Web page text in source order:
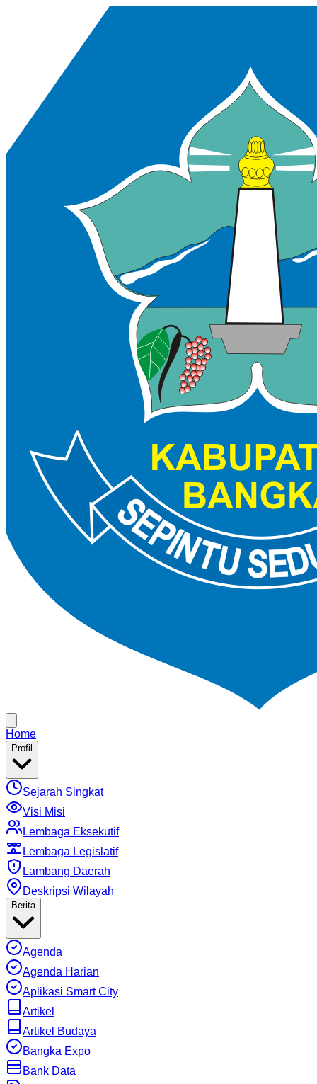
Home
Profil
Sejarah Singkat
Visi Misi
Lembaga Eksekutif
Lembaga Legislatif
Lambang Daerah
Deskripsi Wilayah
Berita
Agenda
Agenda Harian
Aplikasi Smart City
Artikel
Artikel Budaya
Bangka Expo
Bank Data